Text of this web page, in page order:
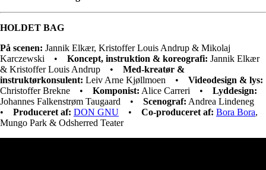
HOLDET BAG
På scenen: Jannik Elkær, Kristoffer Louis Andrup & Mikolaj
Karczewski • Koncept, instruktion & koreografi: Jannik Elkær
& Kristoffer Louis Andrup • Med-kreatør &
instruktørkonsulent: Leiv Arne Kjøllmoen • Videodesign & lys:
Christoffer Brekne • Komponist: Alice Carreri • Lyddesign:
Johannes Falkenstrøm Taugaard • Scenograf: Andrea Lindeneg
• Produceret af: DON GNU • Co-produceret af: Bora Bora,
Mungo Park & Odsherred Teater